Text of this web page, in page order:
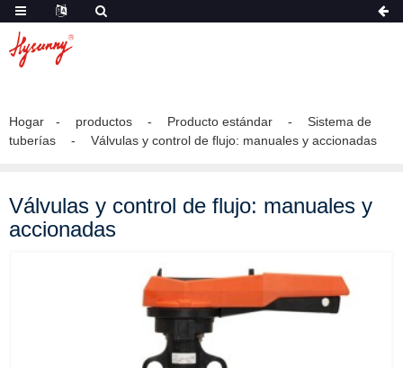
Hogar productos Producto estándar
Sistema de
tuberías
Válvulas y control de flujo: manuales y accionadas
Válvulas y control de flujo: manuales y
accionadas